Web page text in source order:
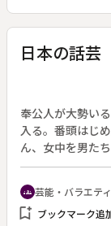
日本の話
奉公人が大勢い
入る。番頭はじ
ん、女中を男た
番頭、早速店を
屋に忍びに行く
ん、はずれた棚
う。
groups 芸能・バラエテ
bookmark_add ブックマーク追